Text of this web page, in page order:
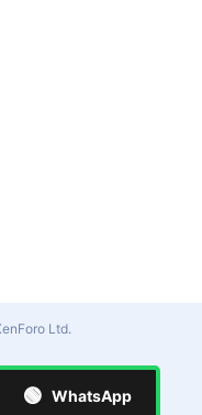
Ltd.
🟢 WhatsApp